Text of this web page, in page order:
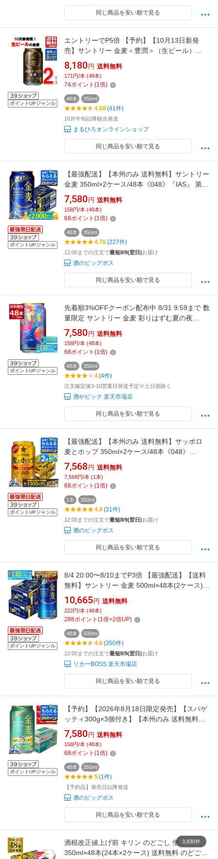
同じ商品を安い順で見る
ポイントUPジャンル
エントリーでP5倍 【予約】【10月13日新発
売】サントリー 金麦＜豊潤＞（生ビール）
350ml 48本 2ケース 指定地域送料無料 ビール
金麦 ケース売り まとめ買い 大容量 エントリー
でポイント5倍（8月11日01：59迄）
8,180 円 送料無料
171円/本 (48本)
74ポイント (1倍)
48本 350ml
4.68(41件)
10月中旬以降順次発送
まるひろオンラインショップ
同じ商品を安い順で見る
ポイントUPジャンル
【最強配送】【本州のみ 送料無料】サントリー
金麦 350ml×2ケース/48本《048》『IAS』 第3
のビール 新ジャンル ドリンク 48本セット
7,580 円 送料無料
158円/本 (48本)
68ポイント (1倍)
48本 350ml
4.76(227件)
12:00までの注文で最短8/9(翌日)お届け
酒のビッグボス
同じ商品を安い順で見る
ポイントUPジャンル
先着順3%OFFクーポン配布中 8/31 9:59まで 数
量限定 サントリー 金麦 彩りはずむ夏の夜
350ml×48本(2ケース)【送料無料※一部地域は
除く】
7,580 円 送料無料
158円/本 (48本)
68ポイント (1倍)
48本 350ml
4(4件)
注文確定後3-10営業日発送予定※土日祝除く
酒やビック 楽天市場店
同じ商品を安い順で見る
ポイントUPジャンル
【最強配送】【本州のみ 送料無料】サッポロ
麦とホップ 350ml×2ケース/48本《048》
『IAS』 ビール類 新ジャンル
7,568 円 送料無料
7,568円/本 (1本)
68ポイント (1倍)
1本 350ml
4.9(31件)
12:00までの注文で最短8/9(翌日)お届け
酒のビッグボス
同じ商品を安い順で見る
ポイントUPジャンル
8/4 20:00〜8/10までP3倍 【最強配送】【送料
無料】サントリー 金麦 500ml×48本(2ケース)
【一部地域送料無料対象外】
10,665 円 送料無料
222円/本 (48本)
288ポイント (1倍+2倍UP)
48本 500ml
4.6(350件)
12:00までの注文で最短8/9(翌日)お届け
リカーBOSS 楽天市場店
同じ商品を安い順で見る
ポイントUPジャンル
【予約】【2026年8月18日限定発売】【スパゲ
ッティ300g×3個付き】【本州のみ 送料無料】
サントリー 金麦 糖質75%オフ 350ml×2ケー
ス/48本《048》『CSH』 ビール 新ジャンル 発
泡酒
7,580 円 送料無料
158円/本 (48本)
68ポイント (1倍)
48本 350ml
5(1件)
【予約品】発売日以降発送
酒のビッグボス
同じ商品を安い順で見る
酒税改正値上げ前 キリン のどごし 生
350ml×48本(24本×2ケース) 送料無料 のどごし
3,830件